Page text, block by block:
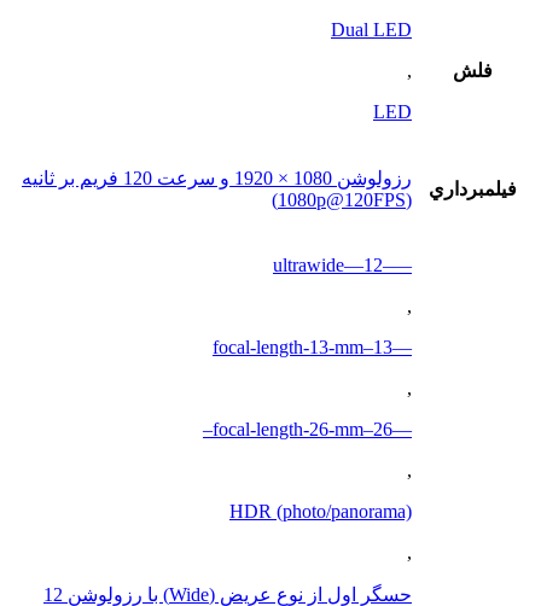
فلش
Dual LED
,
LED
فيلمبرداري
رزولوشن 1080 × 1920 و سرعت 120 فریم بر ثانیه
(1080p@120FPS)
—–ultrawide—12
,
—13–focal-length-13-mm
,
—26–focal-length-26-mm–
,
HDR (photo/panorama)
,
حسگر اول از نوع عریض (Wide) با رزولوشن 12